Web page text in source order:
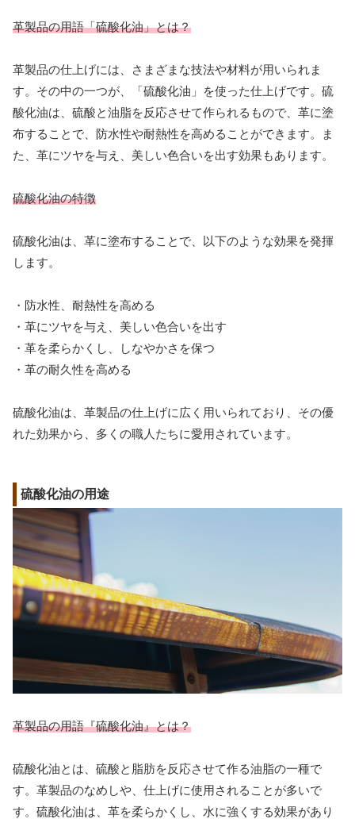
革製品の用語「硫酸化油」とは？
革製品の仕上げには、さまざまな技法や材料が用いられま
す。その中の一つが、「硫酸化油」を使った仕上げです。硫
酸化油は、硫酸と油脂を反応させて作られるもので、革に塗
布することで、防水性や耐熱性を高めることができます。ま
た、革にツヤを与え、美しい色合いを出す効果もあります。
硫酸化油の特徴
硫酸化油は、革に塗布することで、以下のような効果を発揮
します。
・防水性、耐熱性を高める
・革にツヤを与え、美しい色合いを出す
・革を柔らかくし、しなやかさを保つ
・革の耐久性を高める
硫酸化油は、革製品の仕上げに広く用いられており、その優
れた効果から、多くの職人たちに愛用されています。
硫酸化油の用途
革製品の用語『硫酸化油』とは？
硫酸化油とは、硫酸と脂肪を反応させて作る油脂の一種で
す。革製品のなめしや、仕上げに使用されることが多いで
す。硫酸化油は、革を柔らかくし、水に強くする効果があり